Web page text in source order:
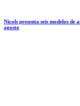
Nicols presenta seis modelos de
agosto